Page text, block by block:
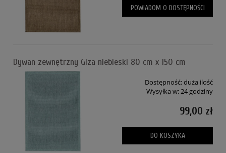
POWIADOM O DOSTĘPNOŚCI
Dywan zewnętrzny Giza niebieski 80 cm x 150 cm
Dostępność:duża ilość
Wysyłka w:24 godziny
99,00 zł
DO KOSZYKA